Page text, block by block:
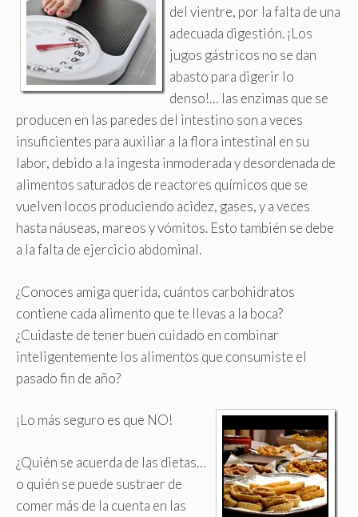
del vientre, por la falta de una
adecuada digestión. ¡Los
jugos gástricos no se dan
abasto para digerir lo
denso!… las enzimas que se
producen en las paredes del intestino son a veces
insuficientes para auxiliar a la flora intestinal en su
labor, debido a la ingesta inmoderada y desordenada de
alimentos saturados de reactores químicos que se
vuelven locos produciendo acidez, gases, y a veces
hasta náuseas, mareos y vómitos. Esto también se debe
a la falta de ejercicio abdominal.
¿Conoces amiga querida, cuántos carbohidratos
contiene cada alimento que te llevas a la boca?
¿Cuidaste de tener buen cuidado en combinar
inteligentemente los alimentos que consumiste el
pasado fin de año?
¡Lo más seguro es que NO!
¿Quién se acuerda de las dietas…
o quién se puede sustraer de
comer más de la cuenta en las